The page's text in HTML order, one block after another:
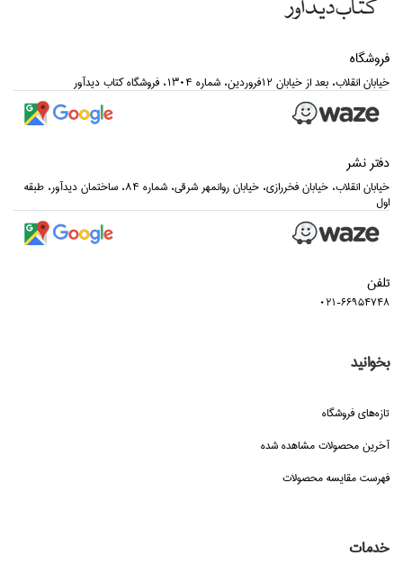
فروشگاه
خيابان انقلاب، بعد از خيابان 12فروردين، شماره 1304، فروشگاه كتاب ديدآور
دفتر نشر
خيابان انقلاب، خيابان فخررازي، خيابان روانمهر شرقي، شماره 84، ساختمان ديدآور، طبقه
اول
تلفن
021-66954748
بخوانید
تازه‌هاي فروشگاه
آخرین محصولات مشاهده شده
فهرست مقایسه محصولات
خدمات